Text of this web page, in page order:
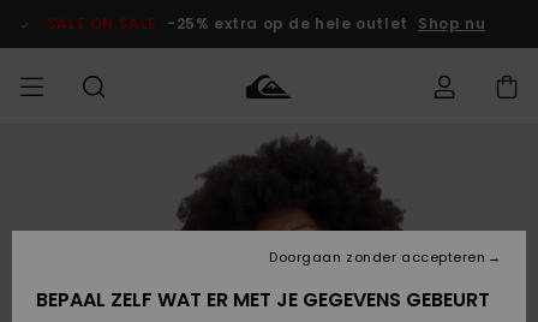
Productinformatie
SALE ON SALE -25% extra op de hele outlet Shop nu
Kleding
Accessoires
JONGENS
Kleding
Accessoires
DAMES
Shop
Heren Surf
Surf Shop
Heren Snow
Snow Shop
HEREN
Kinderen
français
Nederlands
Toegang tot
Retouren
BEPAAL ZELF WAT ER MET JE GEGEVENS GEBEURT
Doorgaan zonder accepteren